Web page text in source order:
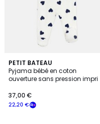
PETIT BATEAU
Pyjama bébé en coton
ouverture sans pression impri
22,20 €
37,00 €